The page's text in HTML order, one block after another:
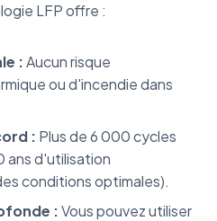
LFP offre :
:Aucun risque
ou d'incendie dans
: Plus de 6 000 cycles
ans d'utilisation
conditions optimales).
:Vous pouvez utiliser